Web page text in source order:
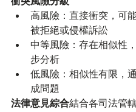
高風險：直接衝突，可
被拒絕或侵權訴訟
中等風險：存在相似性
步分析
低風險：相似性有限，
成問題
法律意見綜合結合各司法管